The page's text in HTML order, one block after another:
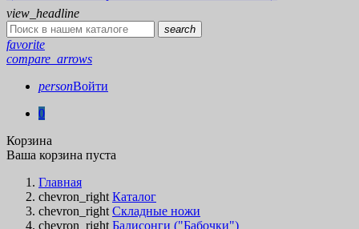
view_headline
search
favorite
compare_arrows
personВойти
0
Корзина
Ваша корзина пуста
Главная
chevron_right Каталог
chevron_right Складные ножи
chevron_right Балисонги ("Бабочки")